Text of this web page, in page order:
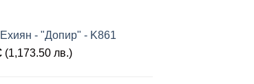
- "Допир" - K861
(1,173.50 лв.)